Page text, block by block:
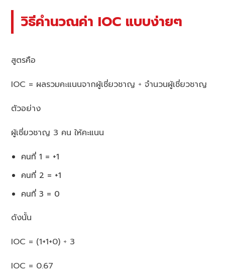
วิธีคำนวณค่า IOC แบบง่ายๆ
สูตรคือ
IOC = ผลรวมคะแนนจากผู้เชี่ยวชาญ ÷ จำนวนผู้เชี่ยวชาญ
ตัวอย่าง
ผู้เชี่ยวชาญ 3 คน ให้คะแนน
คนที่ 1 = +1
คนที่ 2 = +1
คนที่ 3 = 0
ดังนั้น
IOC = (1+1+0) ÷ 3
IOC = 0.67